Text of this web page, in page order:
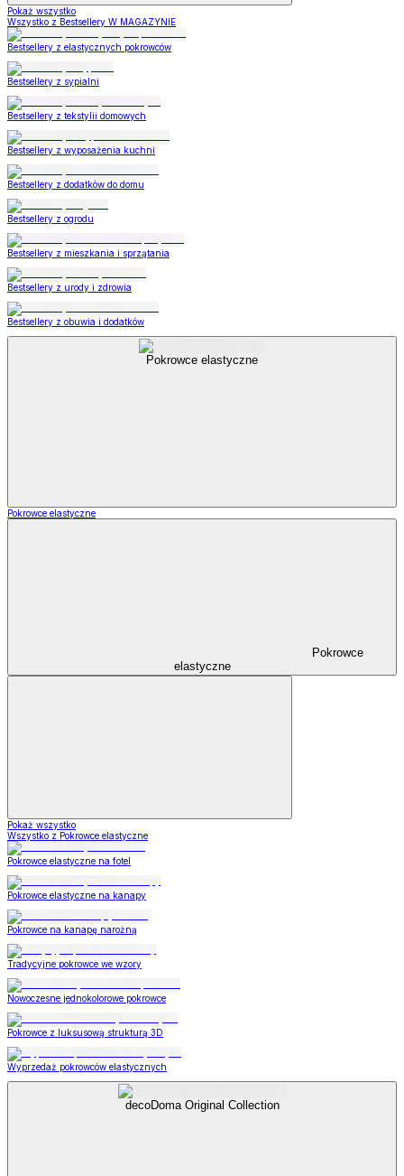
Pokaż wszystko
Wszystko z Bestsellery W MAGAZYNIE
Bestsellery z elastycznych pokrowców
Bestsellery z sypialni
Bestsellery z tekstylii domowych
Bestsellery z wyposażenia kuchni
Bestsellery z dodatków do domu
Bestsellery z ogrodu
Bestsellery z mieszkania i sprzątania
Bestsellery z urody i zdrowia
Bestsellery z obuwia i dodatków
Pokrowce elastyczne
Pokrowce elastyczne
Pokrowce
elastyczne
Pokaż wszystko
Wszystko z Pokrowce elastyczne
Pokrowce elastyczne na fotel
Pokrowce elastyczne na kanapy
Pokrowce na kanapę narożną
Tradycyjne pokrowce we wzory
Nowoczesne jednokolorowe pokrowce
Pokrowce z luksusową strukturą 3D
Wyprzedaż pokrowców elastycznych
decoDoma Original Collection